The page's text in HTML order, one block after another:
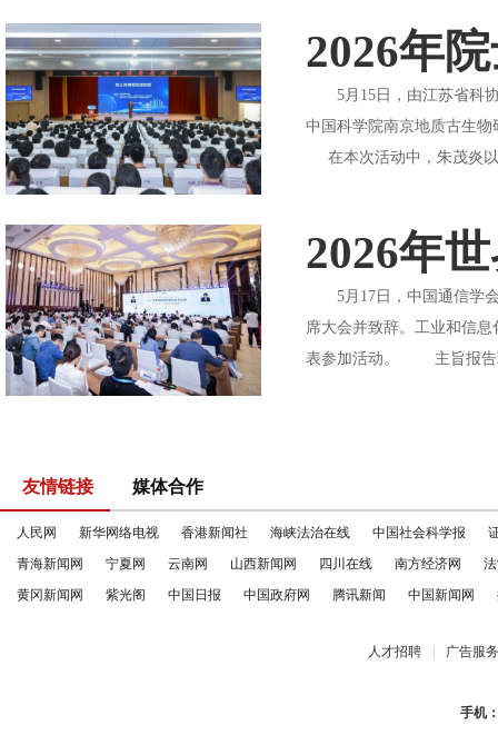
2026年
5月15日，由江苏省科协
中国科学院南京地质古生
在本次活动中，朱茂炎以
2026年
5月17日，中国通信学会
席大会并致辞。工业和信
表参加活动。 主旨报告环
友情链接 媒体合作
人民网 新华网络电视 香港新闻社 海峡法治在线 中国社会科学报
青海新闻网
宁夏网 云南网 山西新闻网 四川在线 南方经济网
黄冈新闻网
紫光阁 中国日报 中国政府网 腾讯新闻 中国新闻网
人才招聘 广告服务
手机